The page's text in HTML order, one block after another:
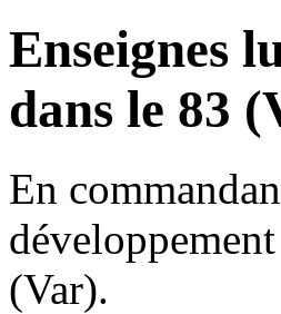
Enseignes
dans le 83
En
(Var).